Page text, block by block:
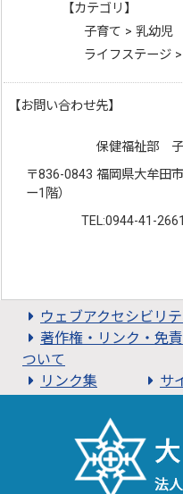
【カテゴリ】
子育て > 乳幼児
ライフステージ
【お問い合わせ先】
保健福祉部 子
〒836-0843 福岡県大牟田
ー1階）
TEL:0944-41-2661
ウェブアクセシビリ
著作権・リンク・免
ついて
リンク集
サ